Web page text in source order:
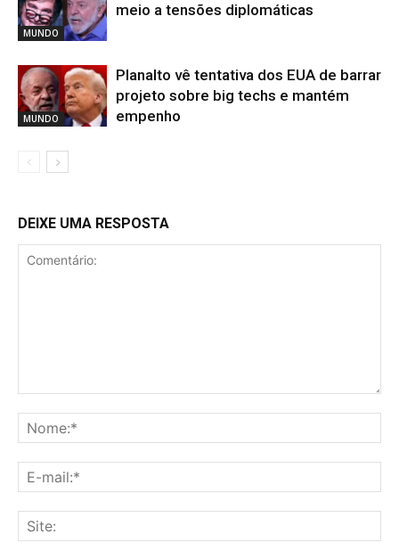
MUNDO
meio a tensões diplomáticas
MUNDO
Planalto vê tentativa dos EUA de barrar
projeto sobre big techs e mantém
empenho
DEIXE UMA RESPOSTA